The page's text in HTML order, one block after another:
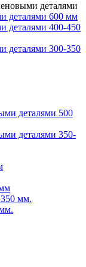
деталями
деталями 600 мм
деталями 400-450
деталями 300-350
деталями 500
деталями 350-
мм.